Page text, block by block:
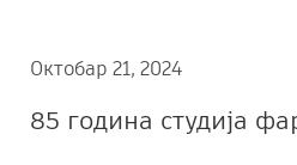
Октобар 21, 2024
85 година студија